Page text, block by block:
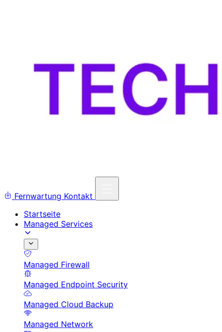
Fernwartung Kontakt
Startseite
Managed Services
Managed Firewall
Managed Endpoint Security
Managed Cloud Backup
Managed Network